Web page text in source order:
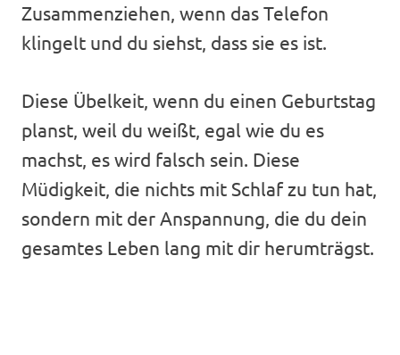
Zusammenziehen, wenn das Telefon
klingelt und du siehst, dass sie es ist.
Diese Übelkeit, wenn du einen Geburtstag
planst, weil du weißt, egal wie du es
machst, es wird falsch sein. Diese
Müdigkeit, die nichts mit Schlaf zu tun hat,
sondern mit der Anspannung, die du dein
gesamtes Leben lang mit dir herumträgst.